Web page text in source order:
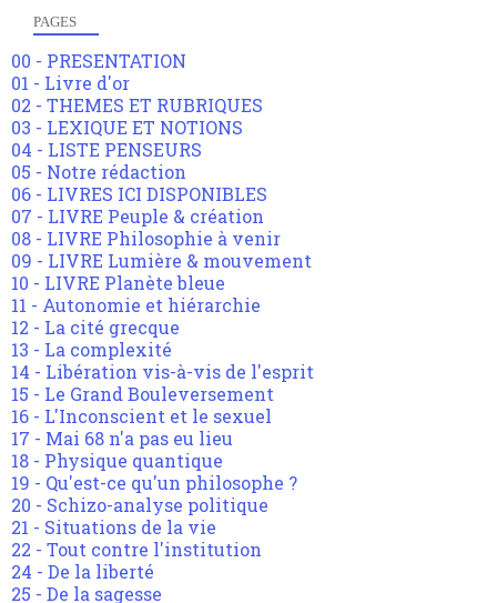
PAGES
00 - PRESENTATION
01 - Livre d'or
02 - THEMES ET RUBRIQUES
03 - LEXIQUE ET NOTIONS
04 - LISTE PENSEURS
05 - Notre rédaction
06 - LIVRES ICI DISPONIBLES
07 - LIVRE Peuple & création
08 - LIVRE Philosophie à venir
09 - LIVRE Lumière & mouvement
10 - LIVRE Planète bleue
11 - Autonomie et hiérarchie
12 - La cité grecque
13 - La complexité
14 - Libération vis-à-vis de l'esprit
15 - Le Grand Bouleversement
16 - L'Inconscient et le sexuel
17 - Mai 68 n'a pas eu lieu
18 - Physique quantique
19 - Qu'est-ce qu'un philosophe ?
20 - Schizo-analyse politique
21 - Situations de la vie
22 - Tout contre l'institution
24 - De la liberté
25 - De la sagesse